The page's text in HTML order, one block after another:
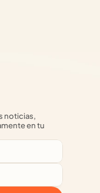
noticias,
en tu